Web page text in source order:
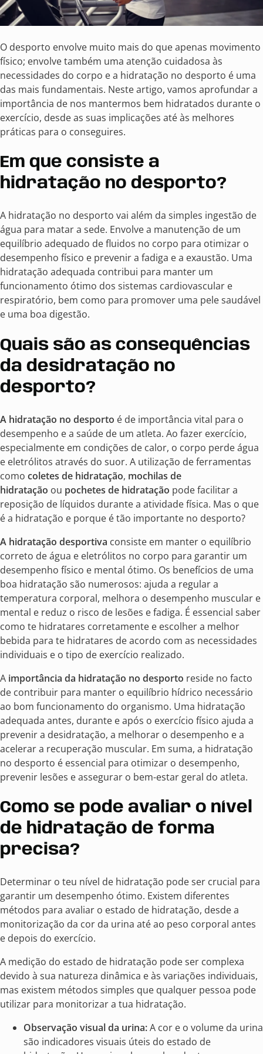
O desporto envolve muito mais do que apenas movimento
físico; envolve também uma atenção cuidadosa às
necessidades do corpo e a hidratação no desporto é uma
das mais fundamentais. Neste artigo, vamos aprofundar a
importância de nos mantermos bem hidratados durante o
exercício, desde as suas implicações até às melhores
práticas para o conseguires.
Em que consiste a
hidratação no desporto?
A hidratação no desporto vai além da simples ingestão de
água para matar a sede. Envolve a manutenção de um
equilíbrio adequado de fluidos no corpo para otimizar o
desempenho físico e prevenir a fadiga e a exaustão. Uma
hidratação adequada contribui para manter um
funcionamento ótimo dos sistemas cardiovascular e
respiratório, bem como para promover uma pele saudável
e uma boa digestão.
Quais são as consequências
da desidratação no
desporto?
A hidratação no desporto é de importância vital para o
desempenho e a saúde de um atleta. Ao fazer exercício,
especialmente em condições de calor, o corpo perde água
e eletrólitos através do suor. A utilização de ferramentas
como coletes de hidratação, mochilas de
hidratação ou pochetes de hidratação pode facilitar a
reposição de líquidos durante a atividade física. Mas o que
é a hidratação e porque é tão importante no desporto?
A hidratação desportiva consiste em manter o equilíbrio
correto de água e eletrólitos no corpo para garantir um
desempenho físico e mental ótimo. Os benefícios de uma
boa hidratação são numerosos: ajuda a regular a
temperatura corporal, melhora o desempenho muscular e
mental e reduz o risco de lesões e fadiga. É essencial saber
como te hidratares corretamente e escolher a melhor
bebida para te hidratares de acordo com as necessidades
individuais e o tipo de exercício realizado.
A importância da hidratação no desporto reside no facto
de contribuir para manter o equilíbrio hídrico necessário
ao bom funcionamento do organismo. Uma hidratação
adequada antes, durante e após o exercício físico ajuda a
prevenir a desidratação, a melhorar o desempenho e a
acelerar a recuperação muscular. Em suma, a hidratação
no desporto é essencial para otimizar o desempenho,
prevenir lesões e assegurar o bem-estar geral do atleta.
Como se pode avaliar o nível
de hidratação de forma
precisa?
Determinar o teu nível de hidratação pode ser crucial para
garantir um desempenho ótimo. Existem diferentes
métodos para avaliar o estado de hidratação, desde a
monitorização da cor da urina até ao peso corporal antes
e depois do exercício.
A medição do estado de hidratação pode ser complexa
devido à sua natureza dinâmica e às variações individuais,
mas existem métodos simples que qualquer pessoa pode
utilizar para monitorizar a tua hidratação.
Observação visual da urina:A cor e o volume da urina
são indicadores visuais úteis do estado de